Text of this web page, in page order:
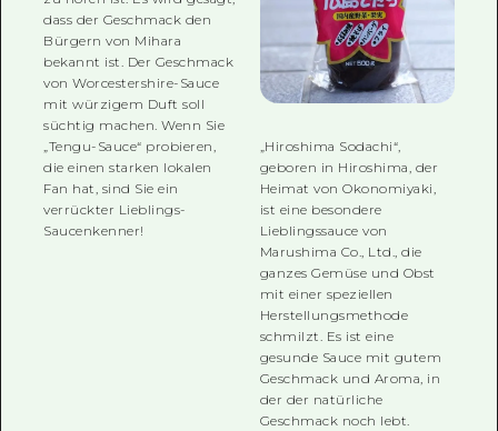
dass der Geschmack den
Bürgern von Mihara
bekannt ist. Der Geschmack
von Worcestershire-Sauce
mit würzigem Duft soll
süchtig machen. Wenn Sie
„Tengu-Sauce“ probieren,
die einen starken lokalen
Fan hat, sind Sie ein
verrückter Lieblings-
Saucenkenner!
„Hiroshima Sodachi“,
geboren in Hiroshima, der
Heimat von Okonomiyaki,
ist eine besondere
Lieblingssauce von
Marushima Co., Ltd., die
ganzes Gemüse und Obst
mit einer speziellen
Herstellungsmethode
schmilzt. Es ist eine
gesunde Sauce mit gutem
Geschmack und Aroma, in
der der natürliche
Geschmack noch lebt.